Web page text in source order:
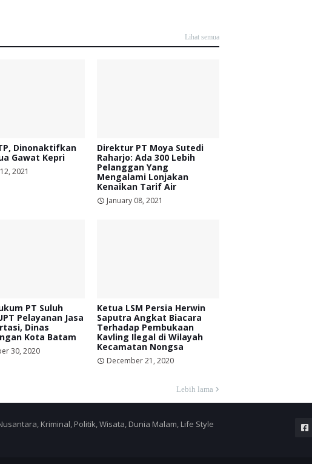
Lihat semua
Dinonaktifkan
Gawat Kepri
2021
Direktur PT Moya Sutedi
Raharjo: Ada 300 Lebih
Pelanggan Yang
Mengalami Lonjakan
Kenaikan Tarif Air
January 08, 2021
PT Suluh
Pelayanan Jasa
Dinas
Kota Batam
30, 2020
Ketua LSM Persia Herwin
Saputra Angkat Biacara
Terhadap Pembukaan
Kavling Ilegal di Wilayah
Kecamatan Nongsa
December 21, 2020
Lebih lama
Kriminal, Politik, Wisata, Dunia Malam, Life Style